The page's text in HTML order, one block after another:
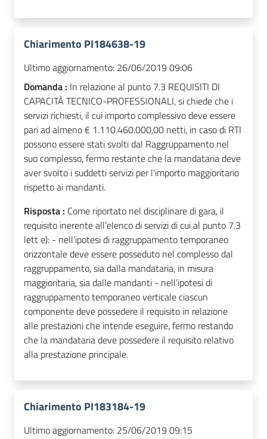
Chiarimento PI184638-19
Ultimo aggiornamento: 26/06/2019 09:06
Domanda : In relazione al punto 7.3 REQUISITI DI
CAPACITÀ TECNICO-PROFESSIONALI, si chiede che i
servizi richiesti, il cui importo complessivo deve essere
pari ad almeno € 1.110.460.000,00 netti, in caso di RTI
possono essere stati svolti dal Raggruppamento nel
suo complesso, fermo restante che la mandataria deve
aver svolto i suddetti servizi per l'importo maggioritario
rispetto ai mandanti.
Risposta : Come riportato nel disciplinare di gara, il
requisito inerente all’elenco di servizi di cui al punto 7.3
lett e): - nell’ipotesi di raggruppamento temporaneo
orizzontale deve essere posseduto nel complesso dal
raggruppamento, sia dalla mandataria, in misura
maggioritaria, sia dalle mandanti - nell’ipotesi di
raggruppamento temporaneo verticale ciascun
componente deve possedere il requisito in relazione
alle prestazioni che intende eseguire, fermo restando
che la mandataria deve possedere il requisito relativo
alla prestazione principale.
Chiarimento PI183184-19
Ultimo aggiornamento: 25/06/2019 09:15